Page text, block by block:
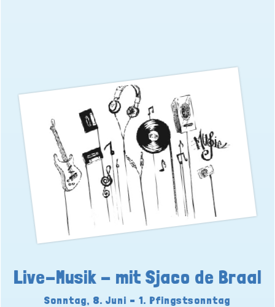
Live-Musik - mit Sjaco de Braal
Sonntag, 8. Juni – 1. Pfingstsonntag